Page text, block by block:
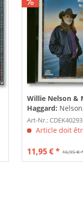
Willie Nelson &
Haggard:
Merle Haggard
Old...
Art-Nr.: CDEK40293
Article doit
16,95 €
11,95 € *